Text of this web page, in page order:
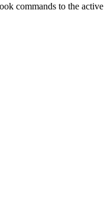
commands to the active